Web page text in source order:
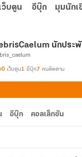
ว็บตูน อีบุ๊ก มุมนักเ
นักประ
0 เว็บตูน1 อีบุ๊ก7 คนติดตาม
อีบุ๊ก คอลเล็กชัน